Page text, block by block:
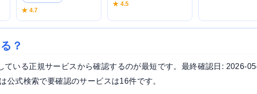
★ 4.7
★ 4.5
？
いる正規サービスから確認するのが最短です。最終確認日: 2026-
公式検索で要確認のサービスは16件です。